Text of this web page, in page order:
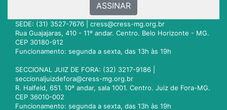
ASSINAR
SEDE: (31) 3527-7676 | cress@cress-mg.org.br
Rua Guajajaras, 410 - 11º andar. Centro. Belo Horizonte - MG.
CEP 30180-912
Funcionamento: segunda a sexta, das 13h às 19h
SECCIONAL JUIZ DE FORA: (32) 3217-9186 |
seccionaljuizdefora@cress-mg.org.br
R. Halfeld, 651. 10º andar, sala 1001. Centro. Juiz de Fora-MG.
CEP 36010-002
Funcionamento: segunda a sexta, das 13h às 19h